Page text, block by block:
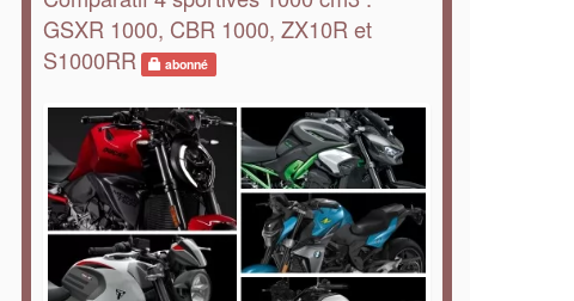
GSXR 1000, CBR 1000, ZX10R et
S1000RR
abonné